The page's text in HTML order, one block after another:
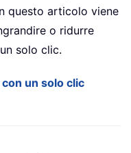
questo articolo viene
o ridurre
solo clic.
un solo clic